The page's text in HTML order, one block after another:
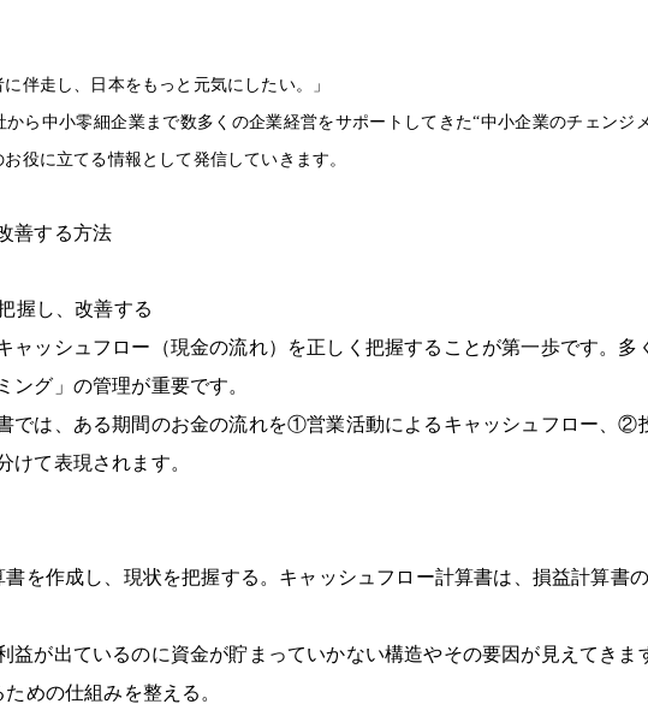
伴走し、日本をもっと元気にしたい。」
ら中小零細企業まで数多くの企業経営をサポートしてきた“中小企業のチェンジ
役に立てる情報として発信していきます。
善する方法
握し、改善する
ャッシュフロー（現金の流れ）を正しく把握することが第一歩です。
ング」の管理が重要です。
では、ある期間のお金の流れを①営業活動によるキャッシュフロー、
けて表現されます。
を作成し、現状を把握する。キャッシュフロー計算書は、損益計算書
益が出ているのに資金が貯まっていかない構造やその要因が見えてきま
めの仕組みを整える。